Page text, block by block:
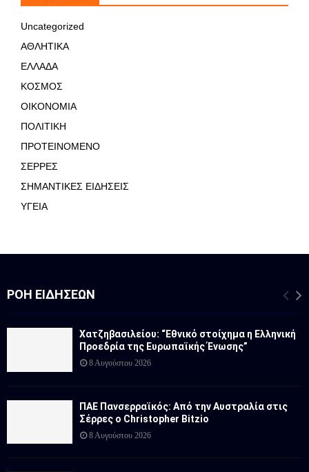
Uncategorized
ΑΘΛΗΤΙΚΑ
ΕΛΛΑΔΑ
ΚΟΣΜΟΣ
ΟΙΚΟΝΟΜΙΑ
ΠΟΛΙΤΙΚΗ
ΠΡΟΤΕΙΝΟΜΕΝΟ
ΣΕΡΡΕΣ
ΣΗΜΑΝΤΙΚΕΣ ΕΙΔΗΣΕΙΣ
ΥΓΕΙΑ
ΡΟΉ ΕΙΔΉΣΕΩΝ
Χατζηβασιλείου: “Εθνικό στοίχημα η Ελληνική
Προεδρία της Ευρωπαϊκής Ένωσης”
8 Αυγούστου 2026
ΠΑΕ Πανσερραϊκός: Από την Αυστραλία στις
Σέρρες ο Christopher Bitzio
8 Αυγούστου 2026